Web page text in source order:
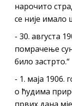
нарочито
се није имало
- 30. августа
помрачење
било застрто.“
- 1. маја 1906.
о ћудима